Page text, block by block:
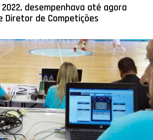
2022, desempenhava até agora
Diretor de Competições